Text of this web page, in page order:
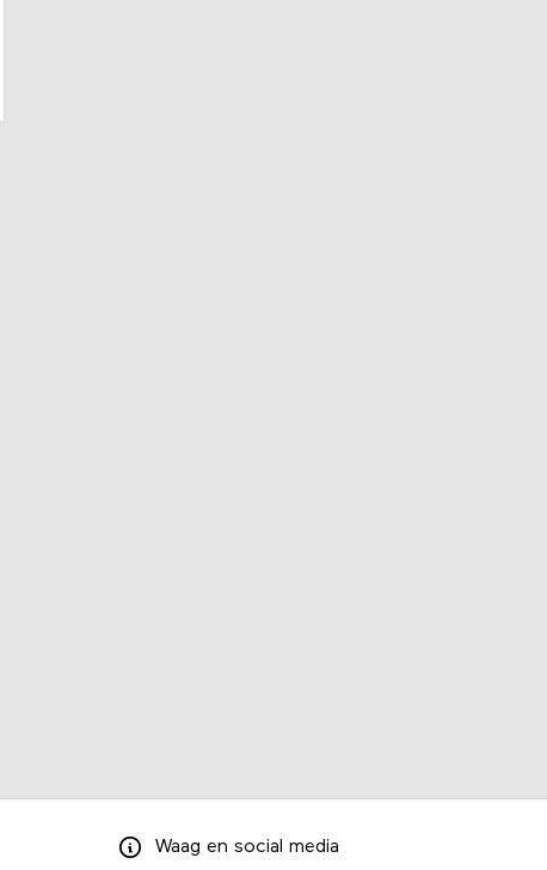
Waag en social media